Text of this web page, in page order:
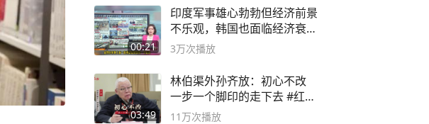
00:21
印度军事雄心勃勃但经济前景
不乐观，韩国也面临经济衰退
风险
3万次播放
03:49
林伯渠外孙齐放：初心不改
一步一个脚印的走下去 #红船
论坛
11万次播放